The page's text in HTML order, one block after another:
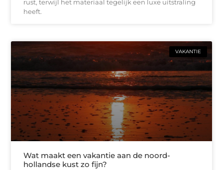
rust, terwijl het materiaal tegelijk een luxe uitstraling
heeft.
VAKANTIE
Wat maakt een vakantie aan de noord-
hollandse kust zo fijn?